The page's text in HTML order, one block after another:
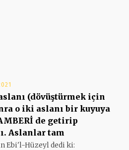
(dövüştürmek için
o iki aslanı bir kuyuya
de getirip
Aslanlar tam
Ebi'l-Hüzeyl dedi ki: